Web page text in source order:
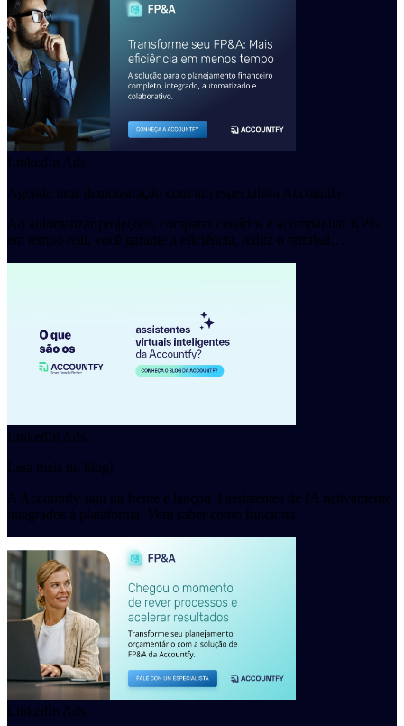
LinkedIn Ads
Agende uma demonstração com um especialista Accountfy.
Ao automatizar projeções, comparar cenários e acompanhar KPIs
em tempo real, você garante a eficiência, reduz o retrabal…
LinkedIn Ads
Leia mais no blog!
A Accountfy saiu na frente e lançou 3 assistentes de IA nativamente
integrados à plataforma. Vem saber como funciona
LinkedIn Ads